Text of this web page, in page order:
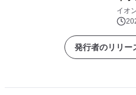
日(
イオ
発行者のリリー